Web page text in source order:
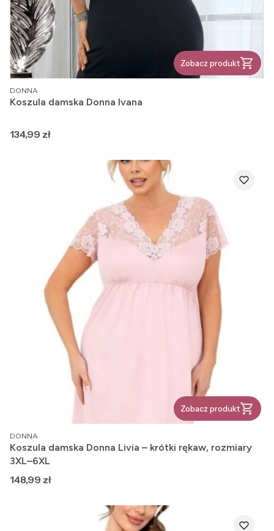
Zobacz produkt
PRODUCENT
DONNA
Koszula damska Donna Ivana
Cena
134,99 zł
Zobacz produkt
PRODUCENT
DONNA
Koszula damska Donna Livia – krótki rękaw, rozmiary
3XL–6XL
Cena
148,99 zł